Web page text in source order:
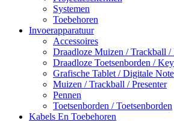
Systemen
Toebehoren
Invoerapparatuur
Accessoires
Draadloze Muizen / Trackball /
Draadloze Toetsenborden /
Grafische Tablet / Digitale
Muizen / Trackball / Presenter
Pennen
Toetsenborden / Toetsenborden
Kabels En Toebehoren